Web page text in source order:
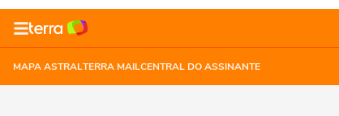
MAPA ASTRALTERRA MAILCENTRAL DO ASSINANTE